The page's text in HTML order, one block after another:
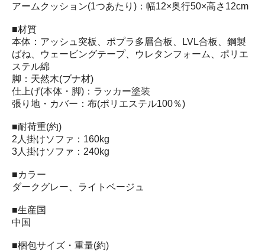
アームクッション(1つあたり)：幅12×奥行50×高さ12cm
■材質
本体：アッシュ突板、ポプラ多層合板、LVL合板、鋼製
ばね、ウェービングテープ、ウレタンフォーム、ポリエ
ステル綿
脚：天然木(ブナ材)
仕上げ(本体・脚)：ラッカー塗装
張り地・カバー：布(ポリエステル100％)
■耐荷重(約)
2人掛けソファ：160kg
3人掛けソファ：240kg
■カラー
ダークグレー、ライトベージュ
■生産国
中国
■梱包サイズ・重量(約)